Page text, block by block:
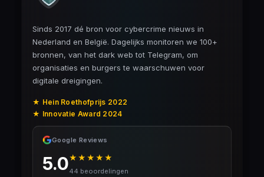
Sinds 2017 dé bron voor cybercrime nieuws in
Nederland en België. Dagelijks monitoren we 100+
bronnen, van het dark web tot Telegram, om
organisaties en burgers te waarschuwen voor
digitale dreigingen.
★ Hein Roethofprijs 2022
★ Innovatie Award 2024
Google Reviews
5.0★★★★★
44 beoordelingen